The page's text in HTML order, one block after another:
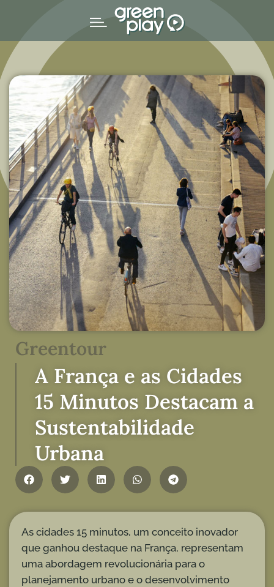
Greentour
A França e as Cidades
15 Minutos Destacam a
Sustentabilidade
Urbana
As cidades 15 minutos, um conceito inovador
que ganhou destaque na França, representam
uma abordagem revolucionária para o
planejamento urbano e o desenvolvimento